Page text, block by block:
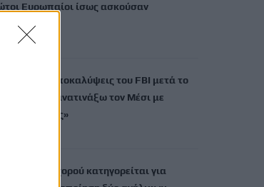
Ευρωπαίοι ίσως ασκούσαν
2026
αποκαλύψεις του FBI μετά το
«Θα ανατινάξω τον Μέσι με
βόμβες»
Δασκάλα χορού κατηγορείται για